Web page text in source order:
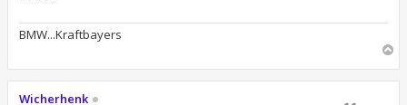
c
h
BMW...Kraftbayers
h
Wicherhenk